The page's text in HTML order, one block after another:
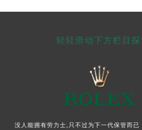
轻轻滑动下方栏目
没人能拥有劳力士,只不过为下一代保管而已